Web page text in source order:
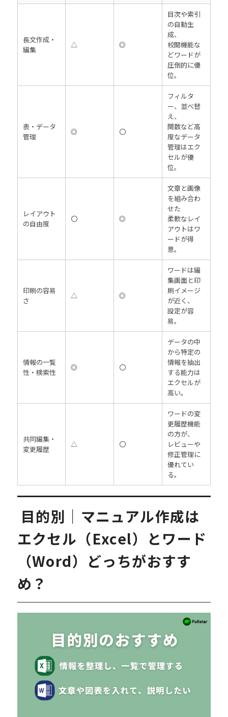
長文作成・
編集
△ ◎
目次や索引
の自動生
成、
校閲機能な
どワードが
圧倒的に優
位。
表・データ
管理
◎ 〇
フィルタ
ー、並べ替
え、
関数など高
度なデータ
管理はエク
セルが優
位。
レイアウト
の自由度
〇 ◎
文章と画像
を組み合わ
せた
柔軟なレイ
アウトはワ
ードが得
意。
印刷の容易
さ
△ ◎
ワードは編
集画面と印
刷イメージ
が近く、
設定が容
易。
情報の一覧
性・検索性
◎ 〇
データの中
から特定の
情報を抽出
する能力は
エクセルが
高い。
共同編集・
変更履歴
△ 〇
ワードの変
更履歴機能
の方が、
レビューや
修正管理に
優れてい
る。
目的別｜マニュアル作成は
エクセル（Excel）とワード
（Word）どっちがおすす
め？